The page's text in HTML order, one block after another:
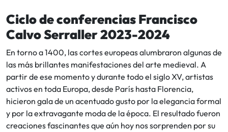
Ciclo de conferencias Francisco
Calvo Serraller 2023-2024
En torno a 1400, las cortes europeas alumbraron algunas de
las más brillantes manifestaciones del arte medieval. A
partir de ese momento y durante todo el siglo XV, artistas
activos en toda Europa, desde París hasta Florencia,
hicieron gala de un acentuado gusto por la elegancia formal
y por la extravagante moda de la época. El resultado fueron
creaciones fascinantes que aún hoy nos sorprenden por su